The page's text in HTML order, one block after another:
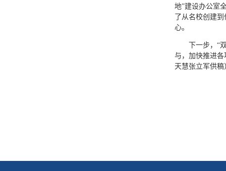
地”建设办公室
了从名校创建
心。
下一步，“
与，加快推进各
天慧张立军供